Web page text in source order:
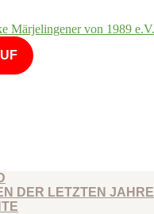
DER LETZTEN JAHRE